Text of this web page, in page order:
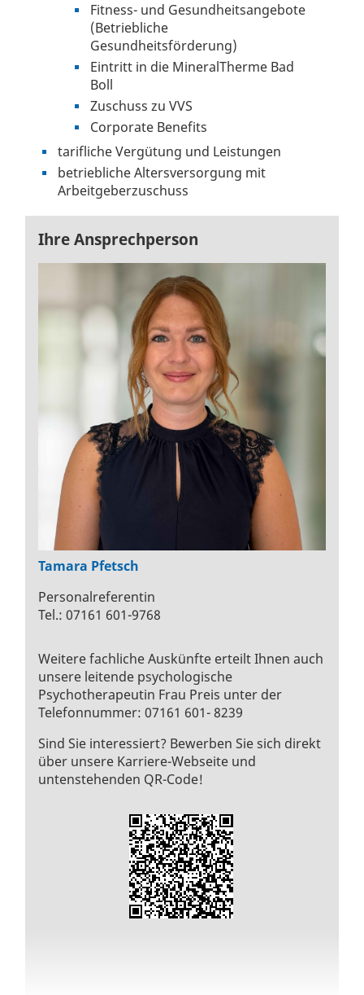
Fitness- und Gesundheitsangebote
(Betriebliche
Gesundheitsförderung)
Eintritt in die MineralTherme Bad
Boll
Zuschuss zu VVS
Corporate Benefits
tarifliche Vergütung und Leistungen
betriebliche Altersversorgung mit
Arbeitgeberzuschuss
Ihre Ansprechperson
Tamara Pfetsch
Personalreferentin
Tel.: 07161 601-9768
Weitere fachliche Auskünfte erteilt Ihnen auch
unsere leitende psychologische
Psychotherapeutin Frau Preis unter der
Telefonnummer: 07161 601- 8239
Sind Sie interessiert? Bewerben Sie sich direkt
über unsere Karriere-Webseite und
untenstehenden QR-Code!